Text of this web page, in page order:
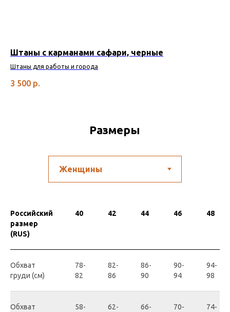
Штаны с карманами сафари, черные
Штаны для работы и города
3 500 р.
Размеры
Российский
размер
(RUS)
40 42 44 46 48
Обхват
груди (см)
78-
82
82-
86
86-
90
90-
94
94-
98
Обхват
58-
62-
66-
70-
74-